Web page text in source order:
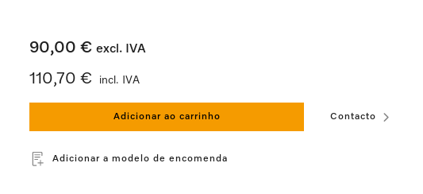
90,00 € excl. IVA
110,70 € incl. IVA
Adicionar ao carrinho Contacto
Adicionar a modelo de encomenda